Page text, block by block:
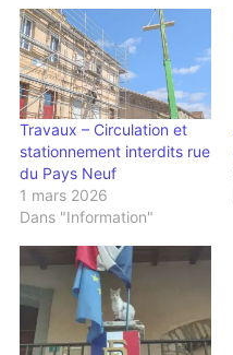
Travaux – Circulation et
stationnement interdits rue
du Pays Neuf
1 mars 2026
Dans "Information"